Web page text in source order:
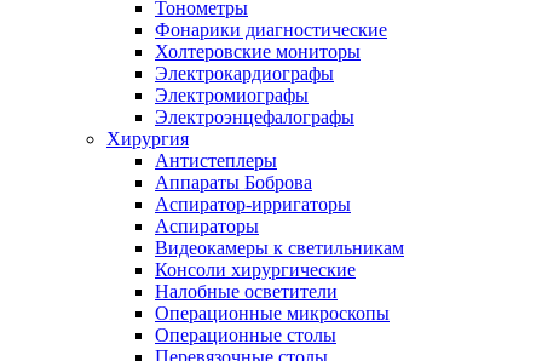
Тонометры
Фонарики диагностические
Холтеровские мониторы
Электрокардиографы
Электромиографы
Электроэнцефалографы
Хирургия
Антистеплеры
Аппараты Боброва
Аспиратор-ирригаторы
Аспираторы
Видеокамеры к светильникам
Консоли хирургические
Налобные осветители
Операционные микроскопы
Операционные столы
Перевязочные столы